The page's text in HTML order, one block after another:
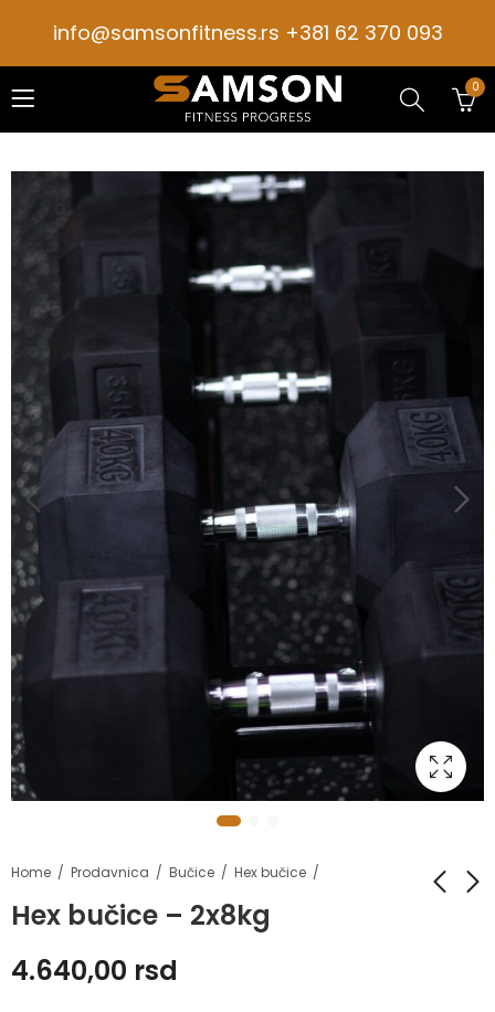
info@samsonfitness.rs +381 62 370 093
0
Home Prodavnica Bučice Hex bučice
Hex bučice – 2x8kg
4.640,00 rsd